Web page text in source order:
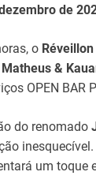
de
o
&
OPEN BAR
do renomado
um toque